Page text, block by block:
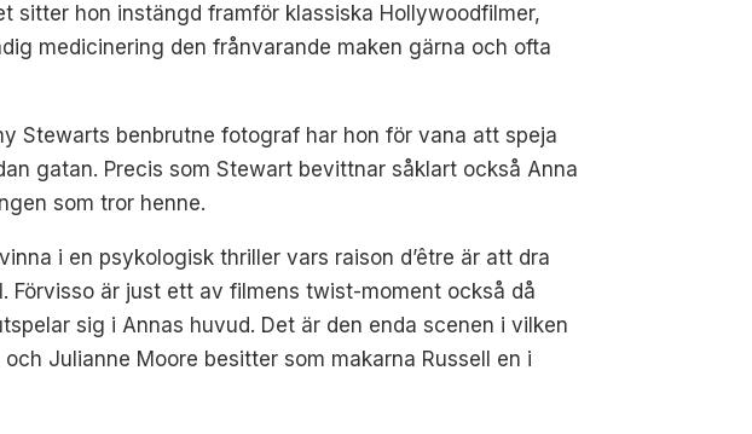
sitter hon instängd framför klassiska Hollywoodfilmer,
medicinering den frånvarande maken gärna och ofta
Stewarts benbrutne fotograf har hon för vana att speja
gatan. Precis som Stewart bevittnar såklart också Anna
som tror henne.
i en psykologisk thriller vars raison d’être är att dra
är just ett av filmens twist-moment också då
sig i Annas huvud. Det är den enda scenen i vilken
Julianne Moore besitter som makarna Russell en i